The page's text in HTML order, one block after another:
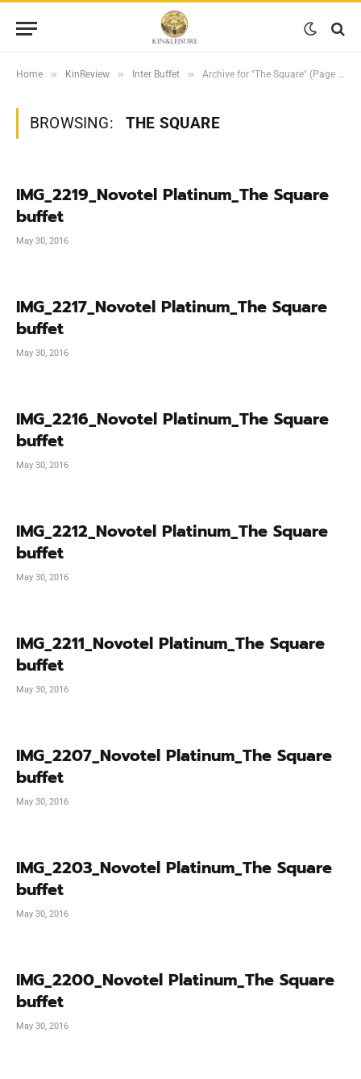
Home » KinReview » Inter Buffet » Archive for "The Square" (Page 2)
BROWSING: THE SQUARE
IMG_2219_Novotel Platinum_The Square
buffet
May 30, 2016
IMG_2217_Novotel Platinum_The Square
buffet
May 30, 2016
IMG_2216_Novotel Platinum_The Square
buffet
May 30, 2016
IMG_2212_Novotel Platinum_The Square
buffet
May 30, 2016
IMG_2211_Novotel Platinum_The Square
buffet
May 30, 2016
IMG_2207_Novotel Platinum_The Square
buffet
May 30, 2016
IMG_2203_Novotel Platinum_The Square
buffet
May 30, 2016
IMG_2200_Novotel Platinum_The Square
buffet
May 30, 2016